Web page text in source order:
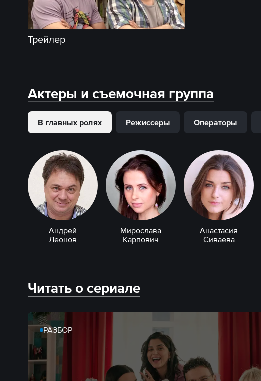
Трейлер
Актеры и съемочная группа
В главных ролях Режиссеры Операторы
Андрей
Леонов
Мирослава
Карпович
Анастасия
Сиваева
Читать о сериале
РАЗБОР